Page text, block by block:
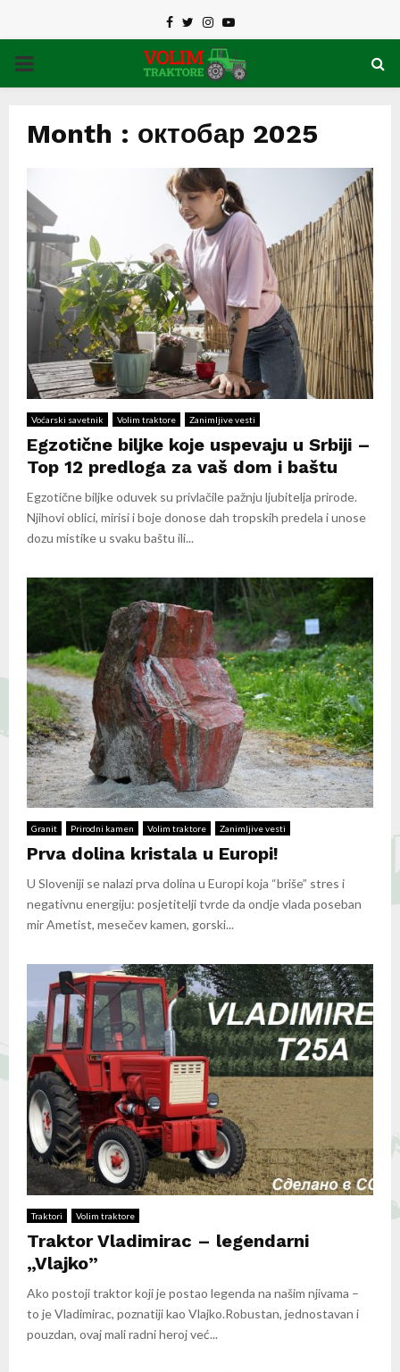
Facebook
TwitterInstagram
Youtube
PRIMARY
Month : октобар 2025
Voćarski savetnik Volim traktore Zanimljive vesti
Egzotične biljke koje uspevaju u Srbiji –
Top 12 predloga za vaš dom i baštu
Egzotične biljke oduvek su privlačile pažnju ljubitelja prirode.
Njihovi oblici, mirisi i boje donose dah tropskih predela i unose
dozu mistike u svaku baštu ili...
Granit Prirodni kamen Volim traktore Zanimljive vesti
Prva dolina kristala u Europi!
U Sloveniji se nalazi prva dolina u Europi koja “briše” stres i
negativnu energiju: posjetitelji tvrde da ondje vlada poseban
mir Ametist, mesečev kamen, gorski...
Traktori Volim traktore
Traktor Vladimirac – legendarni
„Vlajko”
Ako postoji traktor koji je postao legenda na našim njivama –
to je Vladimirac, poznatiji kao Vlajko.Robustan, jednostavan i
pouzdan, ovaj mali radni heroj već...